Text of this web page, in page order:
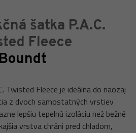
šatka P.A.C.
Fleece
Boundt
Twisted Fleece je ideálna do naozaj
z dvoch samostatných vrstiev
lepšiu tepelnú izoláciu než bežné
vrstva chráni pred chladom,